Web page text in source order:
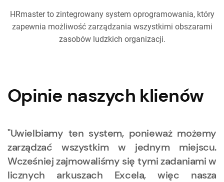
HRmaster to zintegrowany system oprogramowania, który
zapewnia możliwość zarządzania wszystkimi obszarami
zasobów ludzkich organizacji.
Opinie naszych klienów
"Uwielbiamy ten system, ponieważ możemy
zarządzać wszystkim w jednym miejscu.
Wcześniej zajmowaliśmy się tymi zadaniami w
licznych arkuszach Excela, więc nasza